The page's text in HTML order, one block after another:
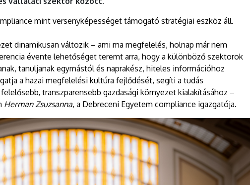
mint versenyképességet támogató stratégiai eszköz áll.
dinamikusan változik – ami ma megfelelés, holnap már nem
évente lehetőséget teremt arra, hogy a különböző szektorok
tanuljanak egymástól és naprakész, hiteles információhoz
a hazai megfelelési kultúra fejlődését, segíti a tudás
transzparensebb gazdasági környezet kialakításához –
Herman Zsuzsanna, a Debreceni Egyetem compliance igazgatója.